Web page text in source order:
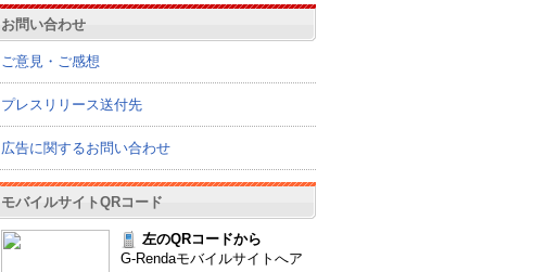
お問い合わせ
ご意見・ご感想
プレスリリース送付先
広告に関するお問い合わせ
モバイルサイトQRコード
左のQRコードから
G-Rendaモバイルサイトへア